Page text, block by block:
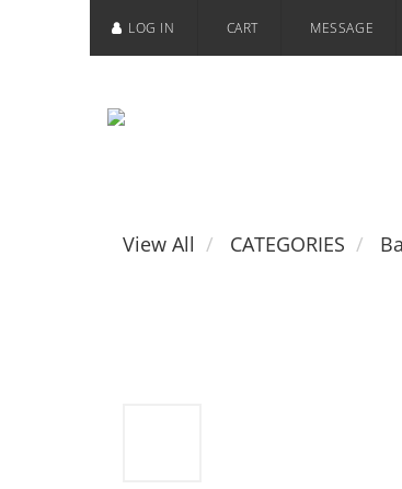
LOG IN CART MESSAGE
View All CATEGORIES